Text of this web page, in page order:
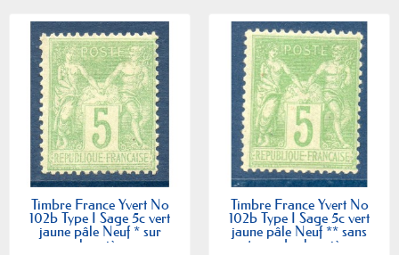
Timbre France Yvert No
102b Type I Sage 5c vert
jaune pâle Neuf * sur
charnière
Timbre France Yvert No
102b Type I Sage 5c vert
jaune pâle Neuf ** sans
trace de charnière